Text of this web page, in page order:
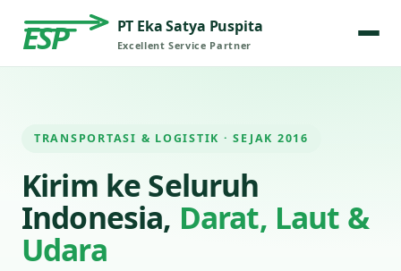
ESP PT Eka Satya Puspita
Excellent Service Partner
TRANSPORTASI & LOGISTIK · SEJAK 2016
Kirim ke Seluruh
Indonesia, Darat, Laut &
Udara